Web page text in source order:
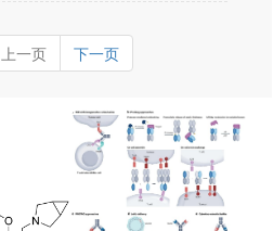
靶点药理机制的金标准化学探
针。
上一页 下一页